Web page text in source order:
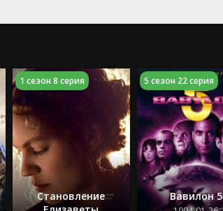
Становление
1 сезон 8 серия
Вавилон 5
5 сезон 22 серия